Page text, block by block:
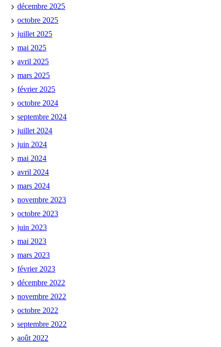
décembre 2025
octobre 2025
juillet 2025
mai 2025
avril 2025
mars 2025
février 2025
octobre 2024
septembre 2024
juillet 2024
juin 2024
mai 2024
avril 2024
mars 2024
novembre 2023
octobre 2023
juin 2023
mai 2023
mars 2023
février 2023
décembre 2022
novembre 2022
octobre 2022
septembre 2022
août 2022